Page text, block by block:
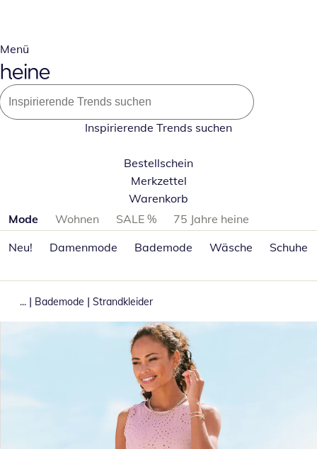
Menü
Inspirierende Trends suchen
Bestellschein
Merkzettel
Warenkorb
Produktkategorien überspringen
Mode Wohnen SALE %
75 Jahre heine
Neu!
Damenmode Bademode Wäsche Schuhe
... | Bademode | Strandkleider